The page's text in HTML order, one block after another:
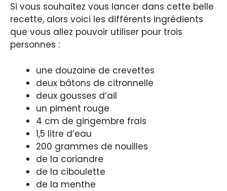
Si vous souhaitez vous lancer dans cette belle
recette, alors voici les différents ingrédients
que vous allez pouvoir utiliser pour trois
personnes :
une douzaine de crevettes
deux bâtons de citronnelle
deux gousses d’ail
un piment rouge
4 cm de gingembre frais
1,5 litre d’eau
200 grammes de nouilles
de la coriandre
de la ciboulette
de la menthe